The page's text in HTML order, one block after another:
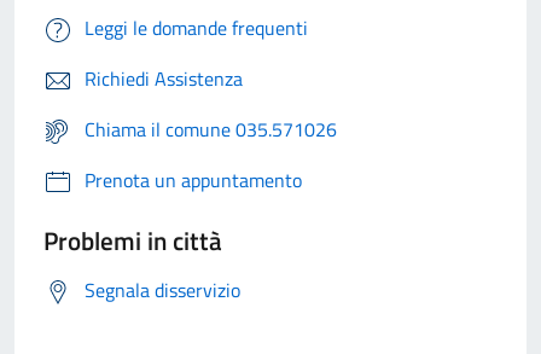
Leggi le domande frequenti
Richiedi Assistenza
Chiama il comune 035.571026
Prenota un appuntamento
Problemi in città
Segnala disservizio